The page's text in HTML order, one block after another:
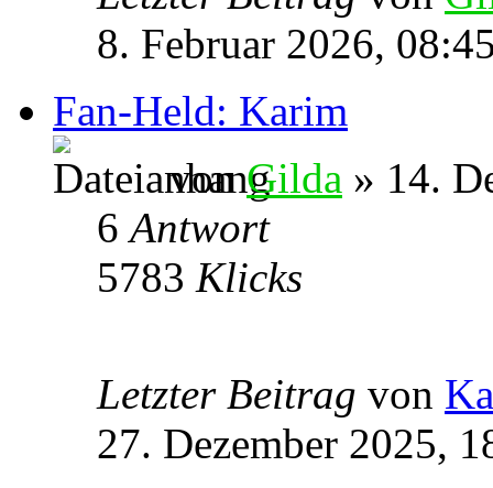
8. Februar 2026,
Fan-Held: Karim
vonGilda » 14.
6Antwort
5783 Klicks
Letzter Beitrag von
27. Dezember 2025,